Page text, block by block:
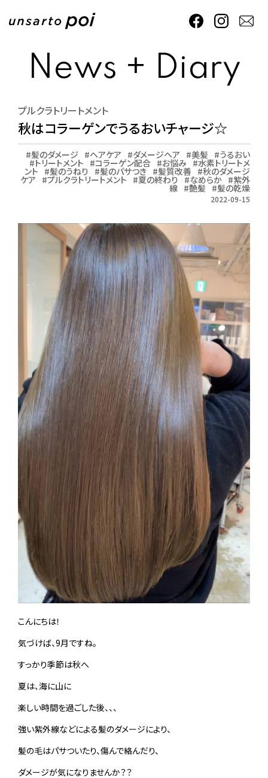
News + Diary
プルクラトリートメント
秋はコラーゲンでうるおいチャージ☆
髪のダメージ ヘアケア ダメージヘア 美髪 うるおい
トリートメント コラーゲン配合 お悩み 水素トリートメ
ント 髪のうねり 髪のパサつき 髪質改善 秋のダメージ
ケア プルクラトリートメント 夏の終わり なめらか 紫外
線 艶髪 髪の乾燥
2022-09-15
こんにちは！
気づけば、9月ですね。
すっかり季節は秋へ
夏は、海に山に
楽しい時間を過ごした後、、、
強い紫外線などによる髪のダメージにより、
髪の毛はパサついたり、傷んで絡んだり、
ダメージが気になりませんか？？